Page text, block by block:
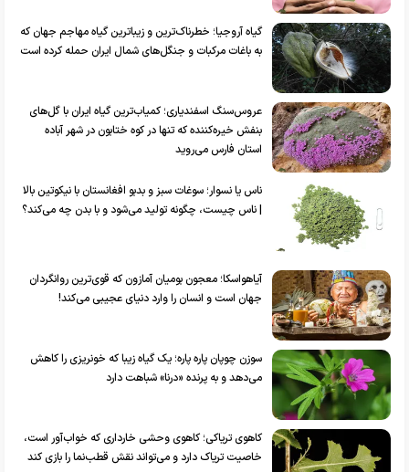
گیاه آروجیا؛ خطرناک‌ترین و زیباترین گیاه مهاجم جهان که
به باغات مرکبات و جنگل‌های شمال ایران حمله کرده است
عروس‌سنگ اسفندیاری؛ کمیاب‌ترین گیاه ایران با گل‌های
بنفش خیره‌کننده که تنها در کوه ختابون در شهر آباده
استان فارس می‌روید
ناس یا نسوار؛ سوغات سبز و بدبو افغانستان با نیکوتین بالا
| ناس چیست، چگونه تولید می‌شود و با بدن چه می‌کند؟
آیاهواسکا؛ معجون بومیان آمازون که قوی‌ترین روانگردان
جهان است و انسان را وارد دنیای عجیبی می‌کند!
سوزن چوپان پاره پاره؛ یک گیاه زیبا که خونریزی را کاهش
می‌دهد و به پرنده «درنا» شباهت دارد
کاهوی تریاکی؛ کاهوی وحشی خارداری که خواب‌آور است،
خاصیت تریاک دارد و می‌تواند نقش قطب‌نما را بازی کند